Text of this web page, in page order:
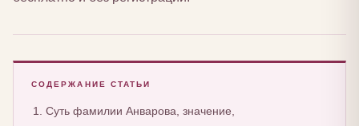
СОДЕРЖАНИЕ СТАТЬИ
Суть фамилии Анварова, значение,